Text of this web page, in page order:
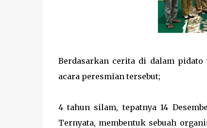
Berdasarkan cerita di dalam pidato
acara peresmian tersebut;
4 tahun silam, tepatnya 14
Ternyata, membentuk sebuah